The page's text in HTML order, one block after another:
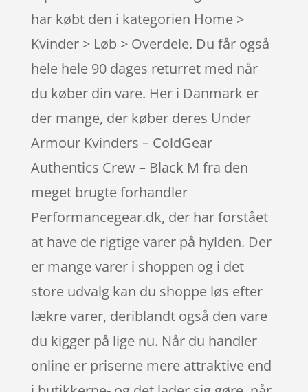
har købt den i kategorien Home >
Kvinder > Løb > Overdele. Du får også
hele hele 90 dages returret med når
du køber din vare. Her i Danmark er
der mange, der køber deres Under
Armour Kvinders – ColdGear
Authentics Crew – Black M fra den
meget brugte forhandler
Performancegear.dk, der har forstået
at have de rigtige varer på hylden. Der
er mange varer i shoppen og i det
store udvalg kan du shoppe løs efter
lækre varer, deriblandt også den vare
du kigger på lige nu. Når du handler
online er priserne mere attraktive end